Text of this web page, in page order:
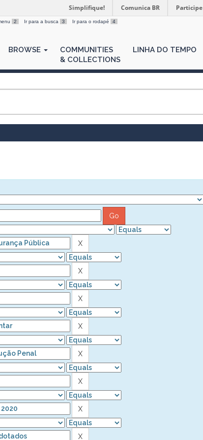
Simplifique! Comunica BR Participe
2 Ir para a busca 3 Ir para o rodapé 4
BROWSE
COMMUNITIES
& COLLECTIONS
LINHA DO TEMPO